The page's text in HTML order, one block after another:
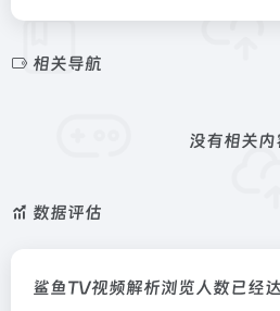
相关导航
没有相关内
数据评估
鲨鱼TV视频解析浏览人数已经